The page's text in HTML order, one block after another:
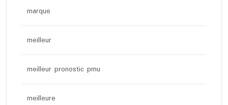
marque
meilleur
meilleur pronostic pmu
meilleure